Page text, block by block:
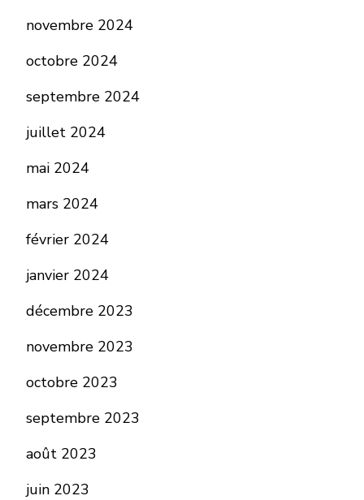
novembre 2024
octobre 2024
septembre 2024
juillet 2024
mai 2024
mars 2024
février 2024
janvier 2024
décembre 2023
novembre 2023
octobre 2023
septembre 2023
août 2023
juin 2023